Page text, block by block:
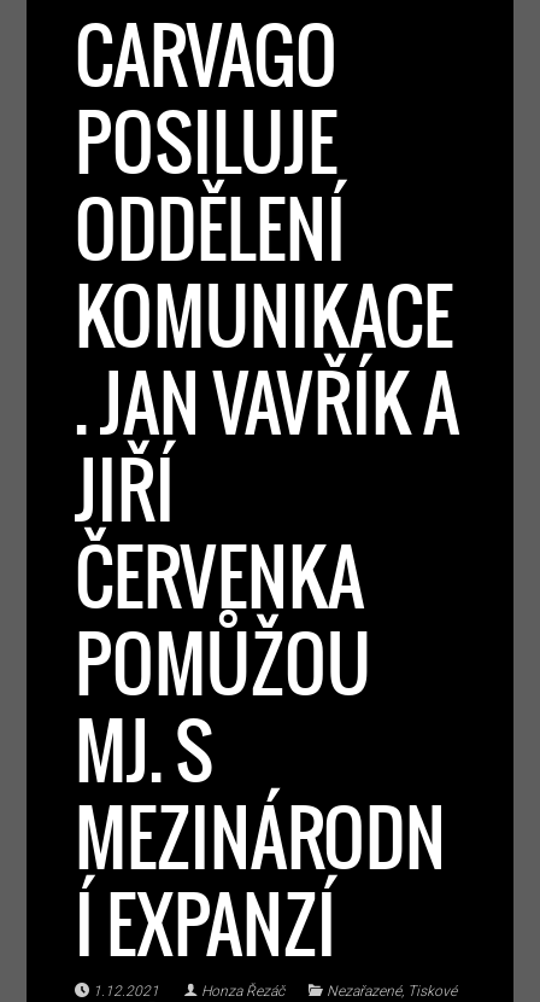
CARVAGO
POSILUJE
ODDĚLENÍ
KOMUNIKACE
. JAN VAVŘÍK A
JIŘÍ
ČERVENKA
POMŮŽOU
MJ. S
MEZINÁRODN
Í EXPANZÍ
1.12.2021 Honza Řezáč Nezařazené, Tiskové